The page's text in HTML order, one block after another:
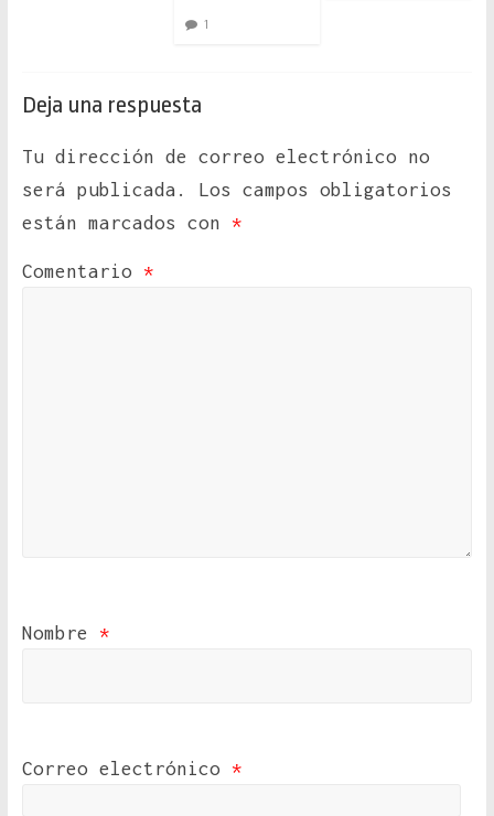
1
Deja una respuesta
Tu dirección de correo electrónico no
será publicada.
Los campos obligatorios
están marcados con *
Comentario *
Nombre *
Correo electrónico *